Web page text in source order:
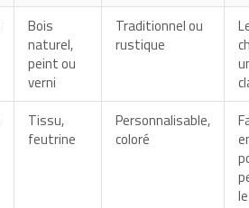
Bois
naturel,
peint ou
verni
Traditionnel ou
rustique
Tissu,
feutrine
Personnalisable,
coloré